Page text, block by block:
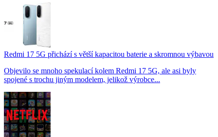
Redmi 17 5G přichází s větší kapacitou baterie a skromnou výbavou
Objevilo se mnoho spekulací kolem Redmi 17 5G, ale asi byly
spojené s trochu jiným modelem, jelikož výrobce...